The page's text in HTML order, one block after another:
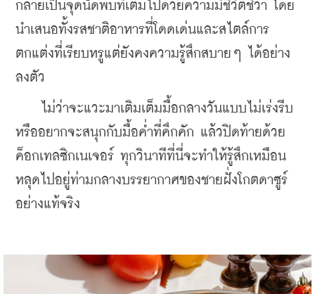
กลายเป็นจุดนัดพบที่เต็มไปด้วยความมีชีวิตชีวา โดย
นำเสนอทั้งรสชาติอาหารที่โดดเด่นและสไตล์การ
ตกแต่งที่เรียบหรูแต่ยังคงความรู้สึกสบายๆ ได้อย่าง
ลงตัว
ไม่ว่าจะแวะมาเติมเต็มมื้อกลางวันแบบไม่เร่งรีบ
หรืออยากจะสนุกกับมื้อค่ำที่คึกคัก แล้วปิดท้ายด้วย
ค็อกเทลซิกเนเจอร์ ทุกวินาทีที่นี่จะทำให้รู้สึกเหมือน
หลุดไปอยู่ท่ามกลางบรรยากาศของชายฝั่งโกตดาซูร์
อย่างแท้จริง